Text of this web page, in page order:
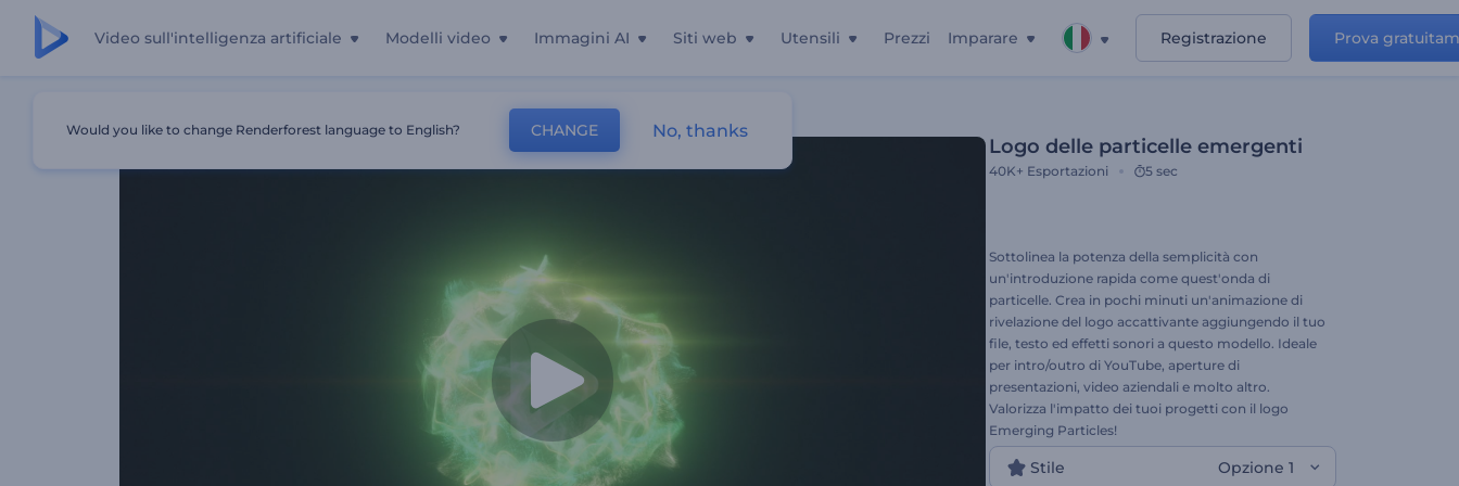
Video sull'intelligenza artificiale Modelli video Immagini AI Siti web Utensili Prezzi Imparare Registrazione Prova
Logo delle particelle emergenti
40K+ Esportazioni 5 sec
Sottolinea la potenza della semplicità con
un'introduzione rapida come quest'onda di
particelle. Crea in pochi minuti un'animazione di
rivelazione del logo accattivante aggiungendo il tuo
file, testo ed effetti sonori a questo modello. Ideale
per intro/outro di YouTube, aperture di
presentazioni, video aziendali e molto altro.
Valorizza l'impatto dei tuoi progetti con il logo
Emerging Particles!
Stile Opzione 1
Would you like to change Renderforest language to English? CHANGE No, thanks